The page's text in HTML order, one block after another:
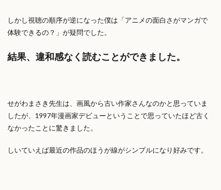
しかし視聴の順序が逆になった僕は「アニメの面白さがマンガで
体験できるの？」が疑問でした。
結果、違和感なく読むことができました。
せがわまさき先生は、画風から古い作家さんなのかと思っていま
したが、1997年漫画家デビューということで思っていたほど古く
なかったことに驚きました。
しいていえば最近の作品のほうが線がシンプルになり好みです。